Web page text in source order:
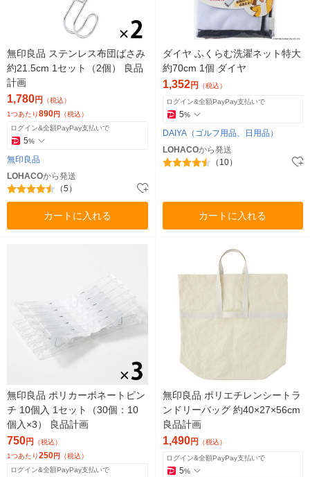
無印良品 ステンレス布団ばさみ
約21.5cm 1セット（2個） 良品
計画
1,780円 （税込）
1つあたり890円 （税込）
ログイン&全額PayPay支払いで
5%
無印良品
LOHACOから発送
（5）
カートに入れる
ダイヤ ふくらむ洗濯ネット特大
約70cm 1個 ダイヤ
1,352円 （税込）
ログイン&全額PayPay支払いで
5%
DAIYA（ゴルフ用品、日用品）
LOHACOから発送
（10）
カートに入れる
無印良品 ポリカーボネートピン
チ 10個入 1セット（30個：10
個入×3） 良品計画
750円
（税込）
1つあたり250円 （税込）
ログイン&全額PayPay支払いで
無印良品 ポリエチレンシートラ
ンドリーバッグ 約40×27×56cm
良品計画
1,490円 （税込）
ログイン&全額PayPay支払いで
5%